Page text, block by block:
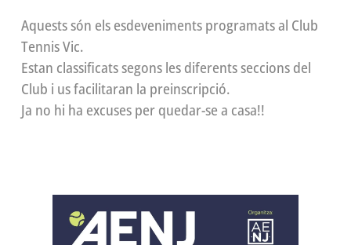
Aquests són els esdeveniments programats al Club
Tennis Vic.
Estan classificats segons les diferents seccions del
Club i us facilitaran la preinscripció.
Ja no hi ha excuses per quedar-se a casa!!